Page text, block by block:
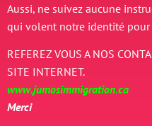
Aussi, ne suivez aucune
qui volent notre identité pour
REFEREZ VOUS A NOS
SITE INTERNET.
www.jumosimmigration.ca
Merci